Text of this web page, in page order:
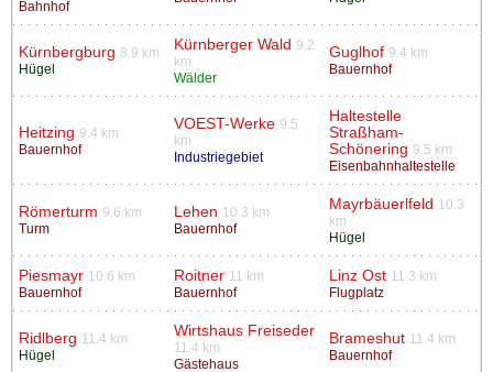
Bahnhof
Kürnbergburg 8.9 km
Hügel
Kürnberger Wald 9.2
km
Wälder
Guglhof 9.4 km
Bauernhof
Heitzing 9.4 km
Bauernhof
VOEST-Werke 9.5
km
Industriegebiet
Haltestelle
Straßham-
Schönering 9.5 km
Eisenbahnhaltestelle
Römerturm 9.6 km
Turm
Lehen 10.3 km
Bauernhof
Mayrbäuerlfeld 10.3
km
Hügel
Piesmayr 10.6 km
Bauernhof
Roitner 11 km
Bauernhof
Linz Ost 11.3 km
Flugplatz
Ridlberg 11.4 km
Hügel
Wirtshaus Freiseder
11.4 km
Gästehaus
Brameshut 11.4 km
Bauernhof